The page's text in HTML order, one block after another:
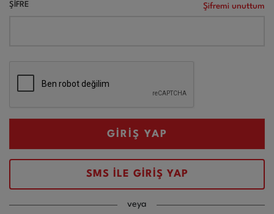
ŞİFRE Şifremi unuttum
GİRİŞ YAP
SMS İLE GİRİŞ YAP
veya